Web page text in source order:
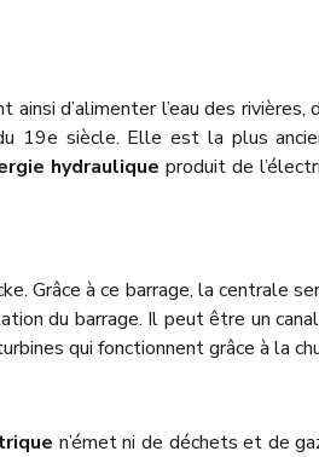
d’alimenter l’eau des rivières,
19e siècle. Elle est la plus
hydraulique produit de
Grâce à ce barrage, la centrale
du barrage. Il peut être un
qui fonctionnent grâce à la
n’émet ni de déchets et de